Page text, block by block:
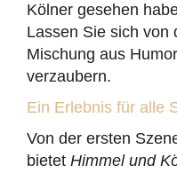
Kölner gesehen
Lassen Sie sich von
Mischung aus
verzaubern.
Ein Erlebnis für alle
Von der ersten
bietet Himmel und